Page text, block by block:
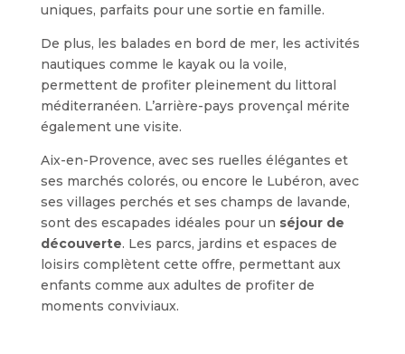
uniques, parfaits pour une sortie en famille.
De plus, les balades en bord de mer, les activités
nautiques comme le kayak ou la voile,
permettent de profiter pleinement du littoral
méditerranéen. L’arrière-pays provençal mérite
également une visite.
Aix-en-Provence, avec ses ruelles élégantes et
ses marchés colorés, ou encore le Lubéron, avec
ses villages perchés et ses champs de lavande,
sont des escapades idéales pour un séjour de
découverte. Les parcs, jardins et espaces de
loisirs complètent cette offre, permettant aux
enfants comme aux adultes de profiter de
moments conviviaux.